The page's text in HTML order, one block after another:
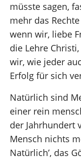
müsste sagen,
mehr das
wenn wir, liebe
die Lehre
wir, wie jeder
Erfolg für sich
Natürlich sind
einer rein
der Jahrhundert
Mensch nichts
Natürlich’, das